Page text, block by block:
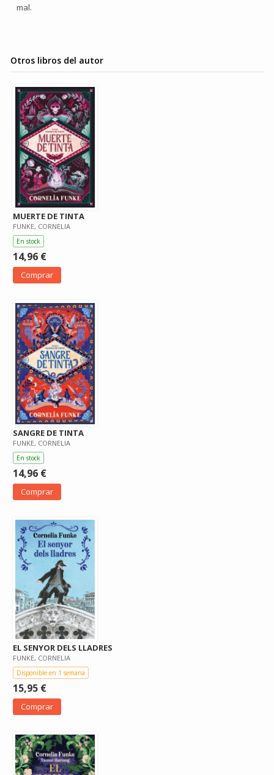
mal.
Otros libros del autor
MUERTE DE TINTA
FUNKE, CORNELIA
En stock
14,96 €
Comprar
SANGRE DE TINTA
FUNKE, CORNELIA
En stock
14,96 €
Comprar
EL SENYOR DELS LLADRES
FUNKE, CORNELIA
Disponible en 1 semana
15,95 €
Comprar